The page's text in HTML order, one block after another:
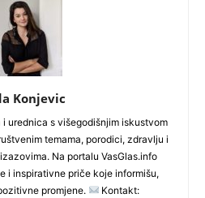
Konjevic
urednica s višegodišnjim iskustvom
temama, porodici, zdravlju i
Na portalu VasGlas.info
i inspirativne priče koje informišu,
promjene.
Kontakt: